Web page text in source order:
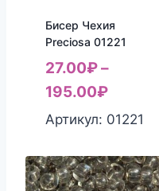
Бисер Чехия
Preciosa 01221
27.00₽–
195.00₽
Артикул: 01221